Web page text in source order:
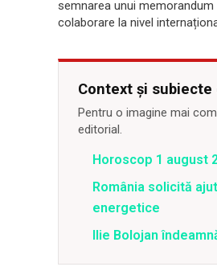
semnarea unui
colaborare la nivel
Context și subiecte
Pentru o imagine mai
editorial.
Horoscop 1 august
România solicită
energetice
Ilie Bolojan